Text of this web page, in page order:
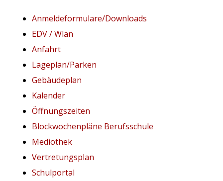
Anmeldeformulare/Downloads
EDV / Wlan
Anfahrt
Lageplan/Parken
Gebäudeplan
Kalender
Öffnungszeiten
Blockwochenpläne Berufsschule
Mediothek
Vertretungsplan
Schulportal